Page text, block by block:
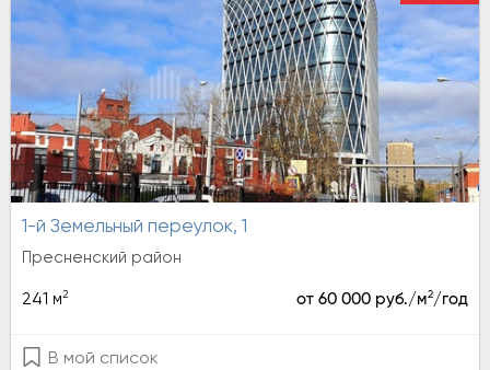
1-й Земельный переулок, 1
Пресненский район
241 м2 от 60 000 руб./м2/год
В мой список